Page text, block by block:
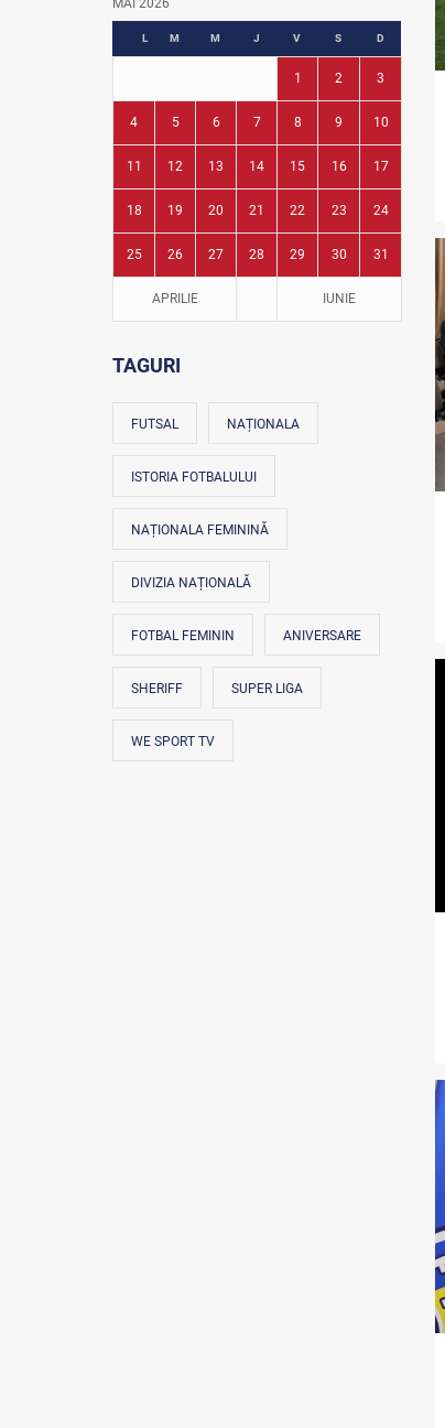
Fotbal în grădinițe
MAI 2026
L M M J V S D
1 2 3
4 5 6 7 8 9 10
11 12 13 14 15 16 17
18 19 20 21 22 23 24
25 26 27 28 29 30 31
APRILIE IUNIE
TAGURI
FUTSAL NAȚIONALA
ISTORIA FOTBALULUI
NAȚIONALA FEMININĂ
DIVIZIA NAȚIONALĂ
FOTBAL FEMININ ANIVERSARE
SHERIFF SUPER LIGA
WE SPORT TV